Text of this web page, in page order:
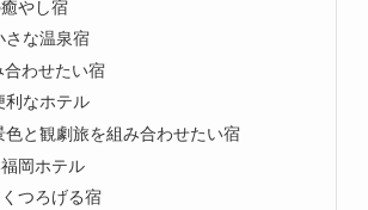
やし宿
さな温泉宿
合わせたい宿
利なホテル
と観劇旅を組み合わせたい宿
岡ホテル
つろげる宿